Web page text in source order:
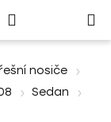
košík
nosiče
Sedan